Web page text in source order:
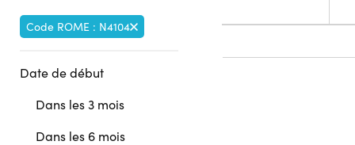
Code ROME : N4104
Date de début
Dans les 3 mois
Dans les 6 mois